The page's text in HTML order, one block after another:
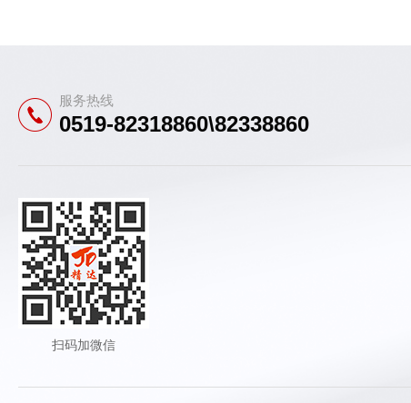
服务热线
0519-82318860\82338860
扫码加微信